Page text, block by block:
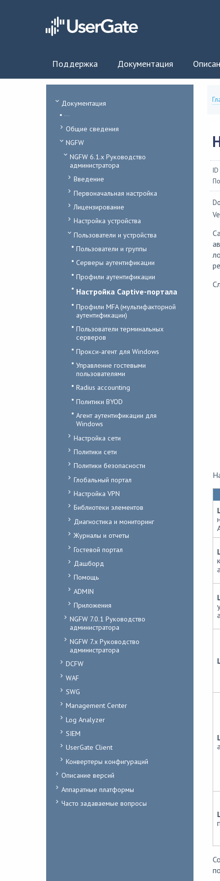
Поддержка Документация
Документация
...
Общие сведения
NGFW
NGFW 6.1.x Руководство
администратора
Введение
Первоначальная настройка
Лицензирование
Настройка устройства
Пользователи и устройства
Пользователи и группы
Серверы аутентификации
Профили аутентификации
Настройка Captive-портала
Профили MFA (мультифакторной
аутентификации)
Пользователи терминальных
серверов
Прокси-агент для Windows
Управление гостевыми
пользователями
Radius accounting
Политики BYOD
Агент аутентификации для
Windows
Настройка сети
Политики сети
Политики безопасности
Глобальный портал
Настройка VPN
Библиотеки элементов
Диагностика и мониторинг
Журналы и отчеты
Гостевой портал
Дашборд
Помощь
ADMIN
Приложения
NGFW 7.0.1 Руководство
администратора
NGFW 7.x Руководство
администратора
DCFW
WAF
SWG
Management Center
Log Analyzer
SIEM
UserGate Client
Конвертеры конфигураций
Описание версий
Аппаратные платформы
Часто задаваемые вопросы
ID